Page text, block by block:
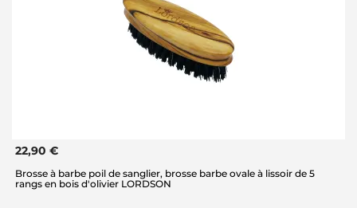
22,90 €
Brosse à barbe poil de sanglier, brosse barbe ovale à lissoir de 5
rangs en bois d'olivier LORDSON